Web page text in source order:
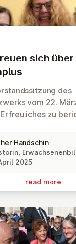
sich über
des
vom 22.
zu
Handschin
2025
read more